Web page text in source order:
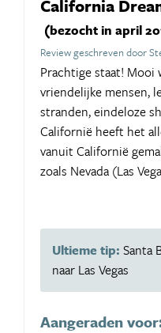
California
(bezocht in april
Review geschreven door
Prachtige staat! Mooi
vriendelijke mensen,
stranden, eindeloze
Californië heeft het
vanuit Californië
zoals Nevada (Las
Ultieme tip: Santa
naar Las Vegas
Aangeraden